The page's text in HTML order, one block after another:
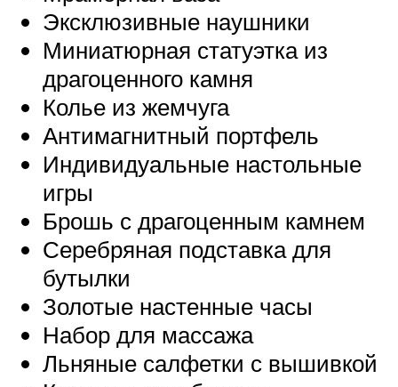
Эксклюзивные наушники
Миниатюрная статуэтка из
драгоценного камня
Колье из жемчуга
Антимагнитный портфель
Индивидуальные настольные
игры
Брошь с драгоценным камнем
Серебряная подставка для
бутылки
Золотые настенные часы
Набор для массажа
Льняные салфетки с вышивкой